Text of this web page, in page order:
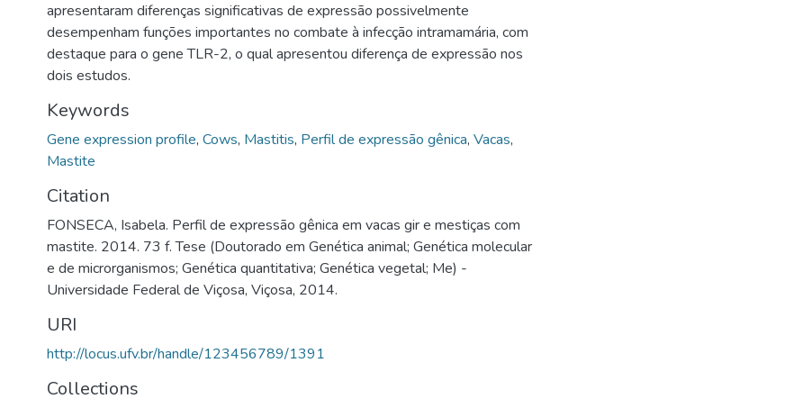
apresentaram diferenças significativas de expressão possivelmente
desempenham funções importantes no combate à infecção intramamária, com
destaque para o gene TLR-2, o qual apresentou diferença de expressão nos
dois estudos.
Keywords
Gene expression profile, Cows, Mastitis, Perfil de expressão gênica, Vacas,
Mastite
Citation
FONSECA, Isabela. Perfil de expressão gênica em vacas gir e mestiças com
mastite. 2014. 73 f. Tese (Doutorado em Genética animal; Genética molecular
e de microrganismos; Genética quantitativa; Genética vegetal; Me) -
Universidade Federal de Viçosa, Viçosa, 2014.
URI
http://locus.ufv.br/handle/123456789/1391
Collections